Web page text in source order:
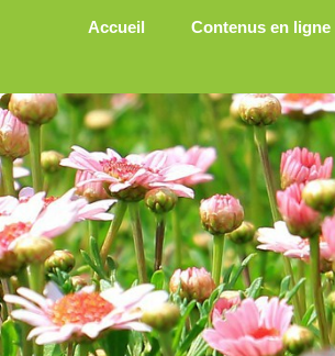
Aller au contenu principal
Accueil Contenus en ligne